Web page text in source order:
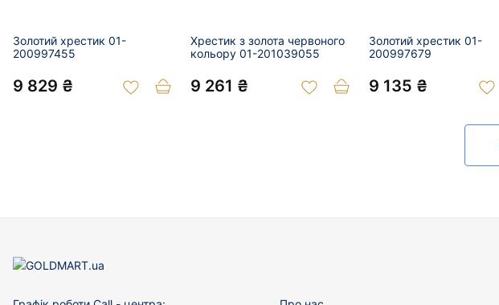
Золотий хрестик 01-
200997455
9 829 ₴
Хрестик з золота червоного
кольору 01-201039055
9 261 ₴
Золотий хрестик 01-
200997679
9 135 ₴